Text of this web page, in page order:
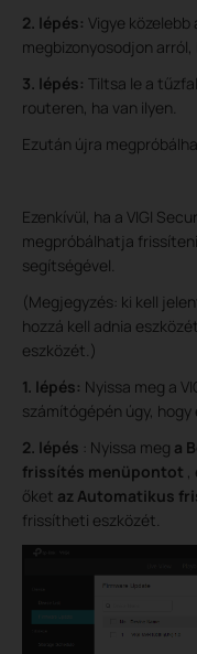
2. lépés: Vigye
megbizonyosodjon
3. lépés: Tiltsa le a
routeren, ha van ilyen.
Ezután újra
Ezenkívül, ha a VIGI
megpróbálhatja
segítségével.
(Megjegyzés: ki kell
hozzá kell adnia
eszközét.)
1. lépés: Nyissa meg a
számítógépén úgy,
2. lépés : Nyissa meg a
frissítés menüpontot
őket az Automatikus
frissítheti eszközét.